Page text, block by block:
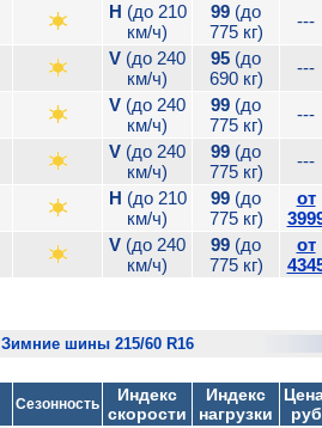
H (до 210
км/ч)
99 (до
775 кг)
---
V (до 240
км/ч)
95 (до
690 кг)
---
V (до 240
км/ч)
99 (до
775 кг)
---
V (до 240
км/ч)
99 (до
775 кг)
---
H (до 210
км/ч)
99 (до
775 кг)
от
V (до 240
км/ч)
99 (до
775 кг)
от
Зимние шины 215/60 R16
Сезонность
Индекс
скорости
Индекс
нагрузки
руб